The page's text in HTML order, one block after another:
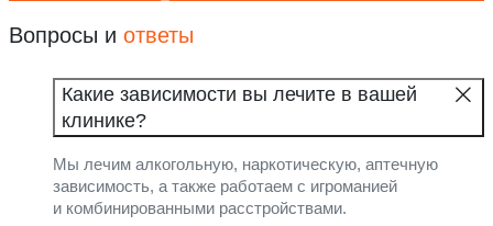
Вопросы и ответы
Какие зависимости вы лечите в вашей
клинике?
Мы лечим алкогольную, наркотическую, аптечную
зависимость, а также работаем с игроманией
и комбинированными расстройствами.